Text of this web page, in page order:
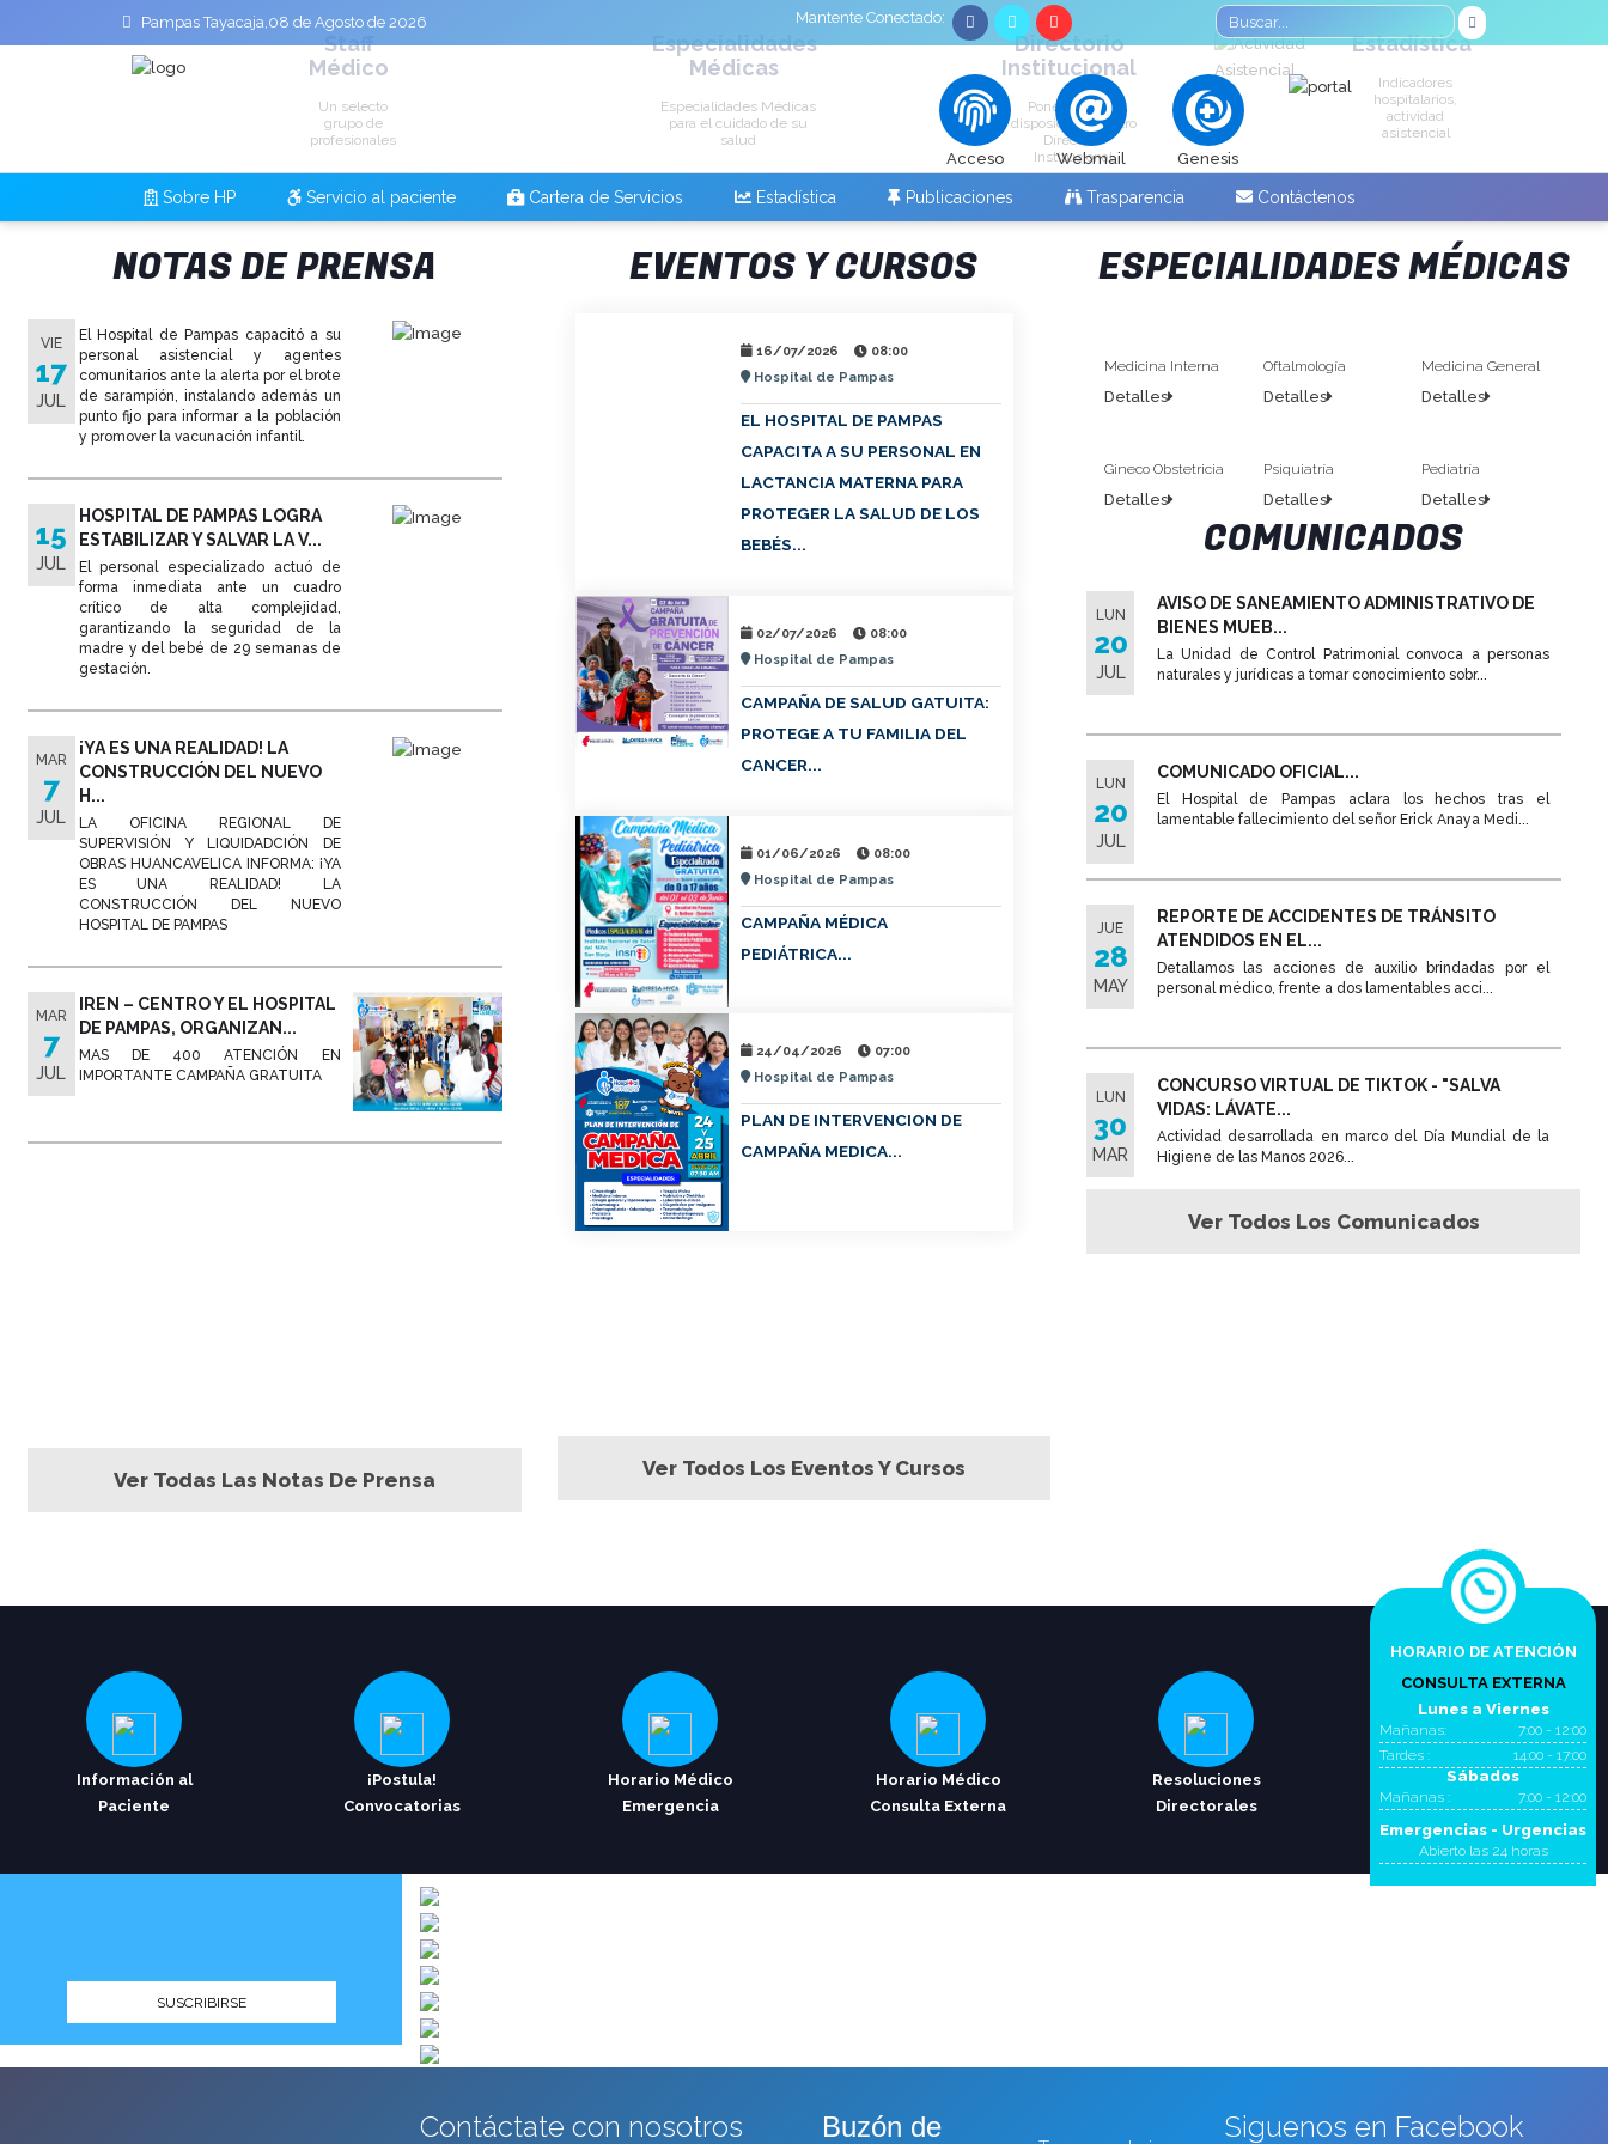
Pampas Tayacaja,08 de Agosto de 2026 Mantente Conectado:
Acceso Webmail Genesis
Sobre HP Servicio al paciente Cartera de Servicios Estadística Publicaciones Trasparencia Contáctenos
Staff
Médico
Un selecto
grupo de
profesionales
Especialidades
Médicas
Especialidades Médicas
para el cuidado de su
salud
Directorio
Institucional
Ponemos a su
disposición nuestro
Directorio
Institucional
Estadística
Indicadores
hospitalarios,
actividad
asistencial
NOTAS DE PRENSA
VIE
17
JUL
El Hospital de Pampas capacitó a su
personal asistencial y agentes
comunitarios ante la alerta por el brote
de sarampión, instalando además un
punto fijo para informar a la población
y promover la vacunación infantil.
15
JUL
HOSPITAL DE PAMPAS LOGRA
ESTABILIZAR Y SALVAR LA V...
El personal especializado actuó de
forma inmediata ante un cuadro
crítico de alta complejidad,
garantizando la seguridad de la
madre y del bebé de 29 semanas de
gestación.
MAR
7
JUL
¡YA ES UNA REALIDAD! LA
CONSTRUCCIÓN DEL NUEVO
H...
LA OFICINA REGIONAL DE
SUPERVISIÓN Y LIQUIDADCIÓN DE
OBRAS HUANCAVELICA INFORMA: ¡YA
ES UNA REALIDAD! LA
CONSTRUCCIÓN DEL NUEVO
HOSPITAL DE PAMPAS
MAR
7
JUL
IREN – CENTRO Y EL HOSPITAL
DE PAMPAS, ORGANIZAN...
MAS DE 400 ATENCIÓN EN
IMPORTANTE CAMPAÑA GRATUITA
Ver Todas Las Notas De Prensa
EVENTOS Y CURSOS
16/07/2026
08:00
Hospital de Pampas
EL HOSPITAL DE PAMPAS
CAPACITA A SU PERSONAL EN
LACTANCIA MATERNA PARA
PROTEGER LA SALUD DE LOS
BEBÉS...
02/07/2026
08:00
Hospital de Pampas
CAMPAÑA DE SALUD GATUITA:
PROTEGE A TU FAMILIA DEL
CANCER...
01/06/2026
08:00
Hospital de Pampas
CAMPAÑA MÉDICA
PEDIÁTRICA...
24/04/2026
07:00
Hospital de Pampas
PLAN DE INTERVENCION DE
CAMPAÑA MEDICA...
Ver Todos Los Eventos Y Cursos
ESPECIALIDADES MÉDICAS
Medicina Interna
Detalles
Oftalmología
Detalles
Medicina General
Detalles
Gineco Obstetricia
Detalles
Psiquiatría
Detalles
Pediatría
Detalles
COMUNICADOS
LUN
20
JUL
AVISO DE SANEAMIENTO ADMINISTRATIVO DE
BIENES MUEB...
La Unidad de Control Patrimonial convoca a personas
naturales y jurídicas a tomar conocimiento sobr...
LUN
20
JUL
COMUNICADO OFICIAL...
El Hospital de Pampas aclara los hechos tras el
lamentable fallecimiento del señor Erick Anaya Medi...
JUE
28
MAY
REPORTE DE ACCIDENTES DE TRÁNSITO
ATENDIDOS EN EL...
Detallamos las acciones de auxilio brindadas por el
personal médico, frente a dos lamentables acci...
LUN
30
MAR
CONCURSO VIRTUAL DE TIKTOK - "SALVA
VIDAS: LÁVATE...
Actividad desarrollada en marco del Día Mundial de la
Higiene de las Manos 2026...
Ver Todos Los Comunicados
Información al
Paciente
¡Postula!
Convocatorias
Horario Médico
Emergencia
Horario Médico
Consulta Externa
Resoluciones
Directorales
HORARIO DE ATENCIÓN
CONSULTA EXTERNA
Lunes a Viernes
Mañanas:
7:00 - 12:00
Tardes :
14:00 - 17:00
Sábados
Mañanas : 7:00 - 12:00
Emergencias - Urgencias
Abierto las 24 horas
EMAIL
SUSCRIBIRSE
Contáctate con nosotros Buzón de Siguenos en Facebook